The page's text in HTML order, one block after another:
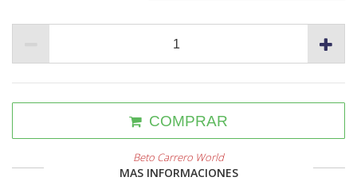
COMPRAR
Beto Carrero World
MAS INFORMACIONES